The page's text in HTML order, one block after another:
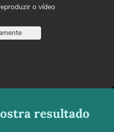
o vídeo
resultado